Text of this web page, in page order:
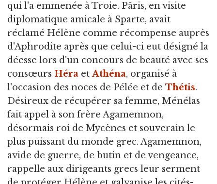
qui l'a emmenée à Troie. Pâris, en visite
diplomatique amicale à Sparte, avait
réclamé Hélène comme récompense auprès
d'Aphrodite après que celui-ci eut désigné la
déesse lors d'un concours de beauté avec ses
consœurs Héra etAthéna, organisé à
l'occasion des noces de Pélée et de Thétis.
Désireux de récupérer sa femme, Ménélas
fait appel à son frère Agamemnon,
désormais roi de Mycènes et souverain le
plus puissant du monde grec. Agamemnon,
avide de guerre, de butin et de vengeance,
rappelle aux dirigeants grecs leur serment